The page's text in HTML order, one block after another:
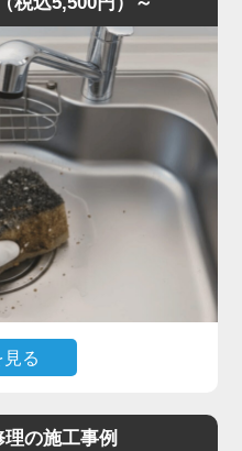
りやすく、一度固まると
逆流することがあります。
腹ホースの油膜も除去し
短即日で対応してくれた」
いただきました。
的サインです。少しでも
にご相談ください。
る
。の施工事例